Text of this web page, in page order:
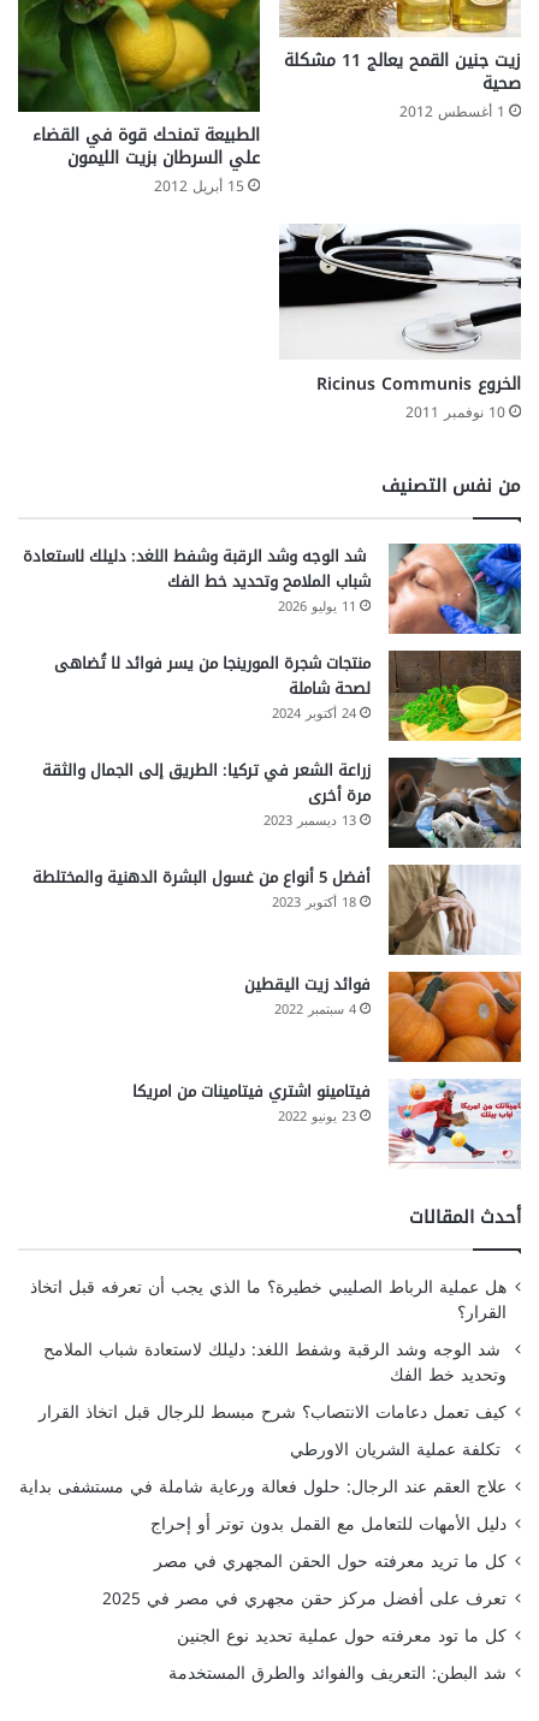
زيت جنين القمح يعالج 11 مشكلة
صحية
1 أغسطس 2012
الطبيعة تمنحك قوة في القضاء
علي السرطان بزيت الليمون
15 أبريل 2012
الخروع Ricinus Communis
10 نوفمبر 2011
من نفس التصنيف
شد الوجه وشد الرقبة وشفط اللغد: دليلك لاستعادة
شباب الملامح وتحديد خط الفك
11 يوليو 2026
منتجات شجرة المورينجا من يسر فوائد لا تُضاهى
لصحة شاملة
24 أكتوبر 2024
زراعة الشعر في تركيا: الطريق إلى الجمال والثقة
مرة أخرى
13 ديسمبر 2023
أفضل 5 أنواع من غسول البشرة الدهنية والمختلطة
18 أكتوبر 2023
فوائد زيت اليقطين
4 سبتمبر 2022
فيتامينو اشتري فيتامينات من امريكا
23 يونيو 2022
أحدث المقالات
هل عملية الرباط الصليبي خطيرة؟ ما الذي يجب أن تعرفه قبل اتخاذ
القرار؟
شد الوجه وشد الرقبة وشفط اللغد: دليلك لاستعادة شباب الملامح
وتحديد خط الفك
كيف تعمل دعامات الانتصاب؟ شرح مبسط للرجال قبل اتخاذ القرار
تكلفة عملية الشريان الاورطي
علاج العقم عند الرجال: حلول فعالة ورعاية شاملة في مستشفى بداية
دليل الأمهات للتعامل مع القمل بدون توتر أو إحراج
كل ما تريد معرفته حول الحقن المجهري في مصر
تعرف على أفضل مركز حقن مجهري في مصر في 2025
كل ما تود معرفته حول عملية تحديد نوع الجنين
شد البطن: التعريف والفوائد والطرق المستخدمة